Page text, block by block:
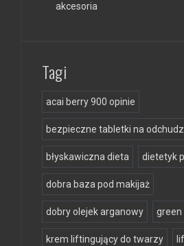
akcesoria
Tagi
acai berry 900 opinie
bezpieczne tabletki na
błyskawiczna dieta dietetyk
dobra baza pod makijaż
dobry olejek arganowy
krem liftingujący do twarzy